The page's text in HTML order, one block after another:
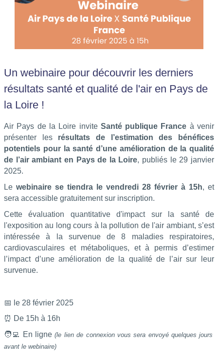
Un webinaire pour découvrir les derniers
résultats santé et qualité de l'air en Pays de
la Loire !
Air Pays de la Loire invite Santé publique France à venir
présenter lesrésultats de l’estimation des bénéfices
potentiels pour la santé d’une amélioration de la qualité
de l’air ambiant en Pays de la Loire, publiés le 29 janvier
2025.
Le webinaire se tiendra le vendredi 28 février à 15h, et
sera accessible gratuitement sur inscription.
Cette évaluation quantitative d'impact sur la santé de
l'exposition au long cours à la pollution de l'air ambiant, s’est
intéressée à la survenue de 8 maladies respiratoires,
cardiovasculaires et métaboliques, et à permis d’estimer
l’impact d’une amélioration de la qualité de l’air sur leur
survenue.
📅 le 28 février 2025
⏰ De 15h à 16h
🧑‍💻 En ligne(le lien de connexion vous sera envoyé quelques jours
avant le webinaire)